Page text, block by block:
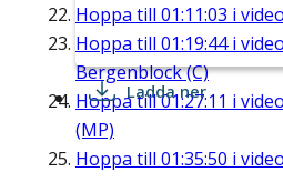
Hoppa till 01:11:03 i
Hoppa till 01:19:44i
Bergenblock (C)
Hoppa till01:27:11 i
(MP)
Hoppa till 01:35:50 i
Ladda ner